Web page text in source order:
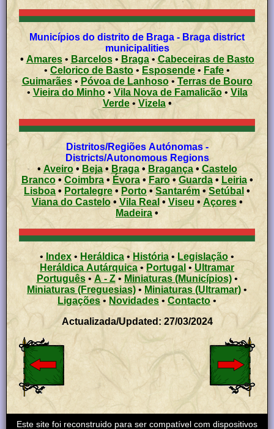
Municípios do distrito de Braga - Braga district
municipalities
• Amares• Barcelos• Braga•Cabeceiras de Basto
•
Celorico de Basto • Esposende • Fafe •
Guimarães• Póvoa de Lanhoso•
Terras de Bouro
• Vieira do Minho• Vila Nova de Famalicão• Vila
Verde• Vizela•
Distritos/Regiões Autónomas -
Districts/Autonomous Regions
• Aveiro• Beja• Braga• Bragança• Castelo
Branco•Coimbra• Évora• Faro• Guarda• Leiria•
Lisboa • Portalegre • Porto • Santarém • Setúbal •
Viana do Castelo• Vila Real • Viseu • Açores •
Madeira •
• Index • Heráldica •História • Legislação •
Heráldica Autárquica • Portugal •Ultramar
Português• A - Z• Miniaturas (Municípios)•
Miniaturas (Freguesias) • Miniaturas (Ultramar) •
Ligações • Novidades • Contacto •
Actualizada/Updated: 27/03/2024
Este site foi reconstruido para ser compatível com dispositivos